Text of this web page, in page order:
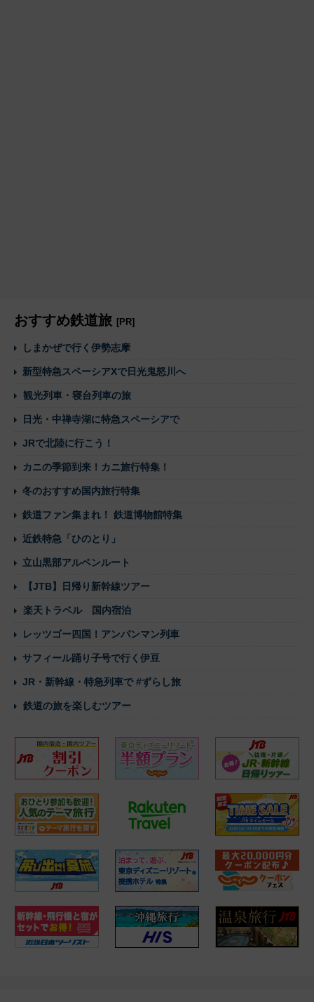
おすすめ鉄道旅 [PR]
しまかぜで行く伊勢志摩
新型特急スペーシアXで日光鬼怒川へ
観光列車・寝台列車の旅
日光・中禅寺湖に特急スペーシアで
JRで北陸に行こう！
カニの季節到来！カニ旅行特集！
冬のおすすめ国内旅行特集
鉄道ファン集まれ！ 鉄道博物館特集
近鉄特急「ひのとり」
立山黒部アルペンルート
【JTB】日帰り新幹線ツアー
楽天トラベル 国内宿泊
レッツゴー四国！アンパンマン列車
サフィール踊り子号で行く伊豆
JR・新幹線・特急列車で #ずらし旅
鉄道の旅を楽しむツアー